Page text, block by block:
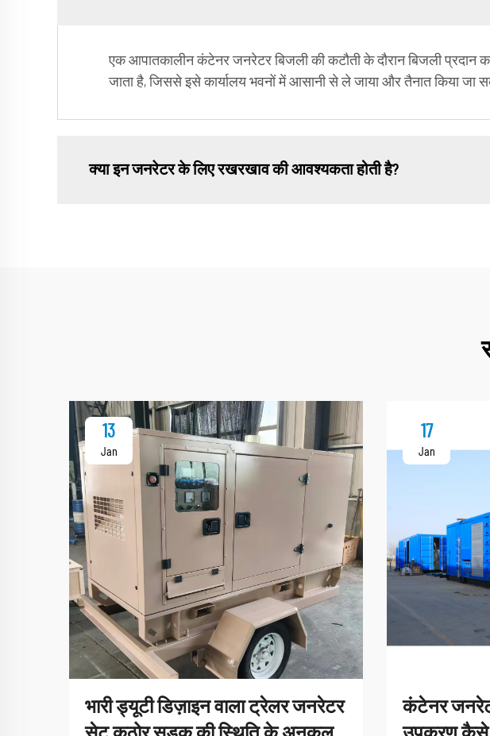
एक आपातकालीन कंटेनर जनरेटर बिजली की कटौती के दौरान बिजली
जाता है, जिससे इसे कार्यालय भवनों में आसानी से ले जाया और तैनात किया जा
क्या इन जनरेटर के लिए रखरखाव की आवश्यकता होती है?
13
Jan
भारी ड्यूटी डिज़ाइन वाला ट्रेलर जनरेटर
17
Jan
कंटेनर